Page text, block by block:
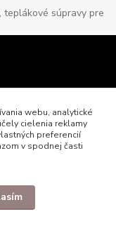
teplákové súpravy pre
webu, analytické
cielenia reklamy
preferencií
v spodnej časti